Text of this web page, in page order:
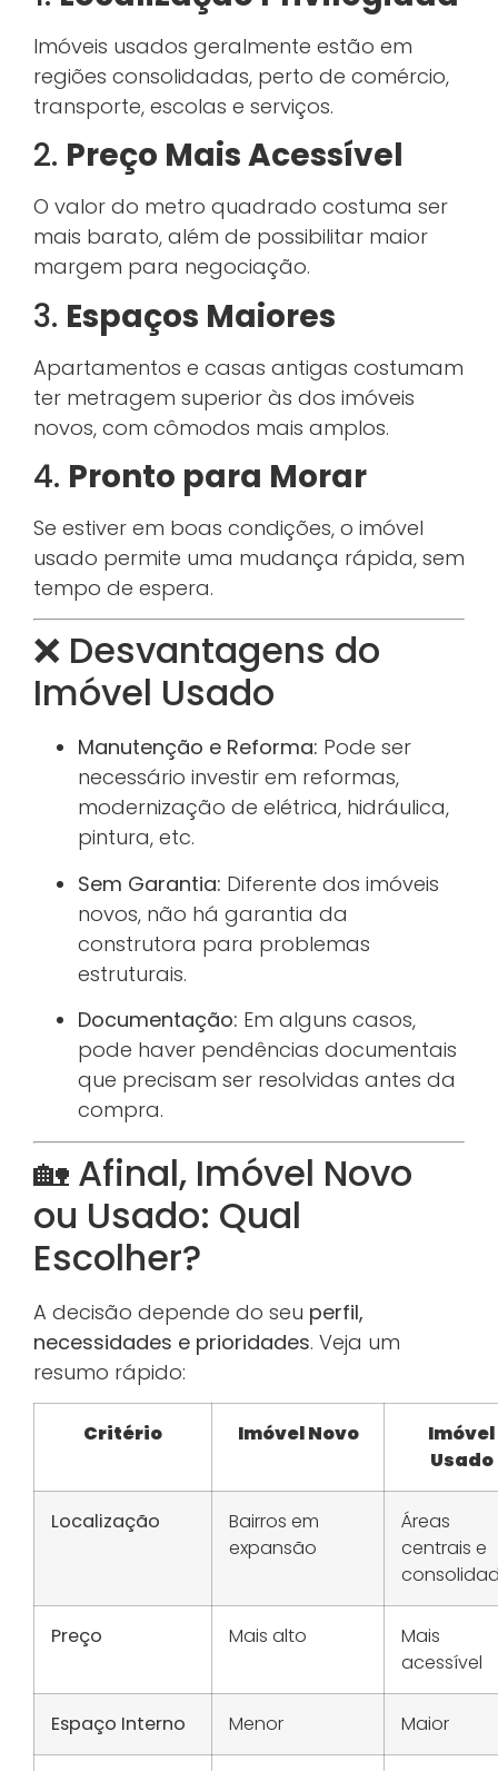
Imóveis usados geralmente estão em
regiões consolidadas, perto de comércio,
transporte, escolas e serviços.
2. Preço Mais Acessível
O valor do metro quadrado costuma ser
mais barato, além de possibilitar maior
margem para negociação.
3. Espaços Maiores
Apartamentos e casas antigas costumam
ter metragem superior às dos imóveis
novos, com cômodos mais amplos.
4. Pronto para Morar
Se estiver em boas condições, o imóvel
usado permite uma mudança rápida, sem
tempo de espera.
❌ Desvantagens do
Imóvel Usado
Manutenção e Reforma: Pode ser
necessário investir em reformas,
modernização de elétrica, hidráulica,
pintura, etc.
Sem Garantia: Diferente dos imóveis
novos, não há garantia da
construtora para problemas
estruturais.
Documentação: Em alguns casos,
pode haver pendências documentais
que precisam ser resolvidas antes da
compra.
🏡 Afinal, Imóvel Novo
ou Usado: Qual
Escolher?
A decisão depende do seu perfil,
necessidades e prioridades. Veja um
resumo rápido:
Critério Imóvel Novo
Imóvel
Usado
Localização
Bairros em
expansão
Áreas
centrais e
Preço Mais alto
Mais
acessível
Espaço Interno Menor Maior